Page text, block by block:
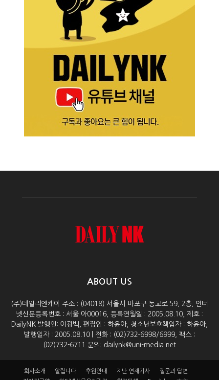
ABOUT US
(주)데일리엔케이 주소 : (04018) 서울시 마포구 동교로 59, 2층, 인터
넷신문등록번호 : 서울 아00016, 등록연월일 : 2005.08.10, 제호 :
DailyNK 발행인: 이광백, 편집인 : 하윤아, 청소년보호책임자 : 하윤아,
발행일자 : 2005.08.10 | 전화 : (02)732-6998/6999, 팩스 :
(02)732-6711 문의: dailynk@uni-media.net
회사소개 알립니다 후원안내 지난 연재기사
질문과 답변